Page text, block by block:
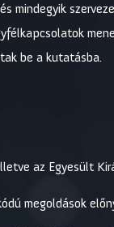
mindegyik
be a kutatásba.
az Egyesült
megoldások